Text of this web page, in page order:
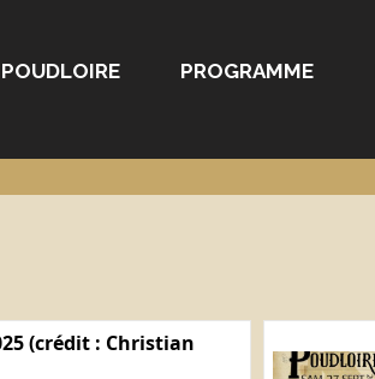
PROGRAMME
(crédit : Christian